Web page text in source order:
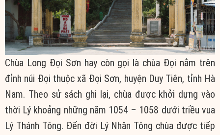
Chùa Long Đọi Sơn hay còn gọi là chùa Đọi nằm trên
đỉnh núi Đọi thuộc xã Đọi Sơn, huyện Duy Tiên, tỉnh Hà
Nam. Theo sử sách ghi lại, chùa được khởi dựng vào
thời Lý khoảng những năm 1054 – 1058 dưới triều vua
Lý Thánh Tông. Đến đời Lý Nhân Tông chùa được tiếp